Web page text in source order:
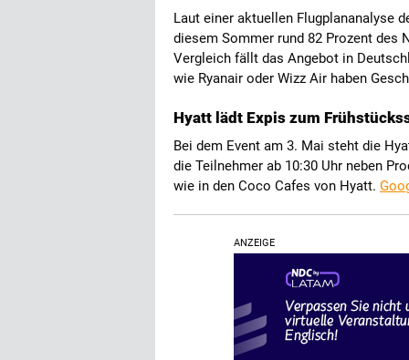
Laut einer aktuellen Flugplananalyse
diesem Sommer rund 82 Prozent des
Vergleich fällt das Angebot in
wie Ryanair oder Wizz Air haben
Hyatt lädt Expis zum
Bei dem Event am 3. Mai steht die
die Teilnehmer ab 10:30 Uhr neben
wie in den Coco Cafes von Hyatt.
ANZEIGE